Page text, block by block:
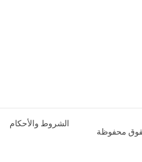
الشروط والأحكام